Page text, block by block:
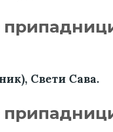
Свети Сава.